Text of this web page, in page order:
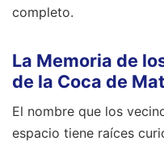
completo.
La Memoria de
de la Coca de
El nombre que los
espacio tiene raíces